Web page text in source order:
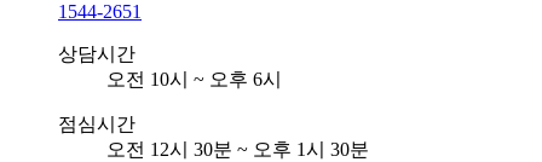
1544-2651
상담시간
오전 10시 ~ 오후 6시
점심시간
오전 12시 30분 ~ 오후 1시 30분